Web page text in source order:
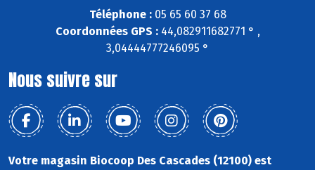
Téléphone :05 65 60 37 68
Coordonnées GPS :44,082911682771 ° ,
3,04444777246095 °
Nous suivre sur
Votre magasin Biocoop Des Cascades (12100) est